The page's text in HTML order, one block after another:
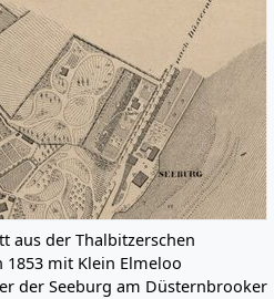
aus der Thalbitzerschen
1853 mit Klein Elmeloo
der Seeburg am Düsternbrooker